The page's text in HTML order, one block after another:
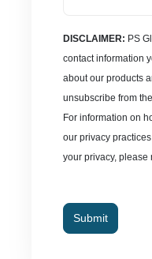
DISCLAIMER: PS
contact information
about our products
unsubscribe from
For information on
our privacy
your privacy, please
Submit